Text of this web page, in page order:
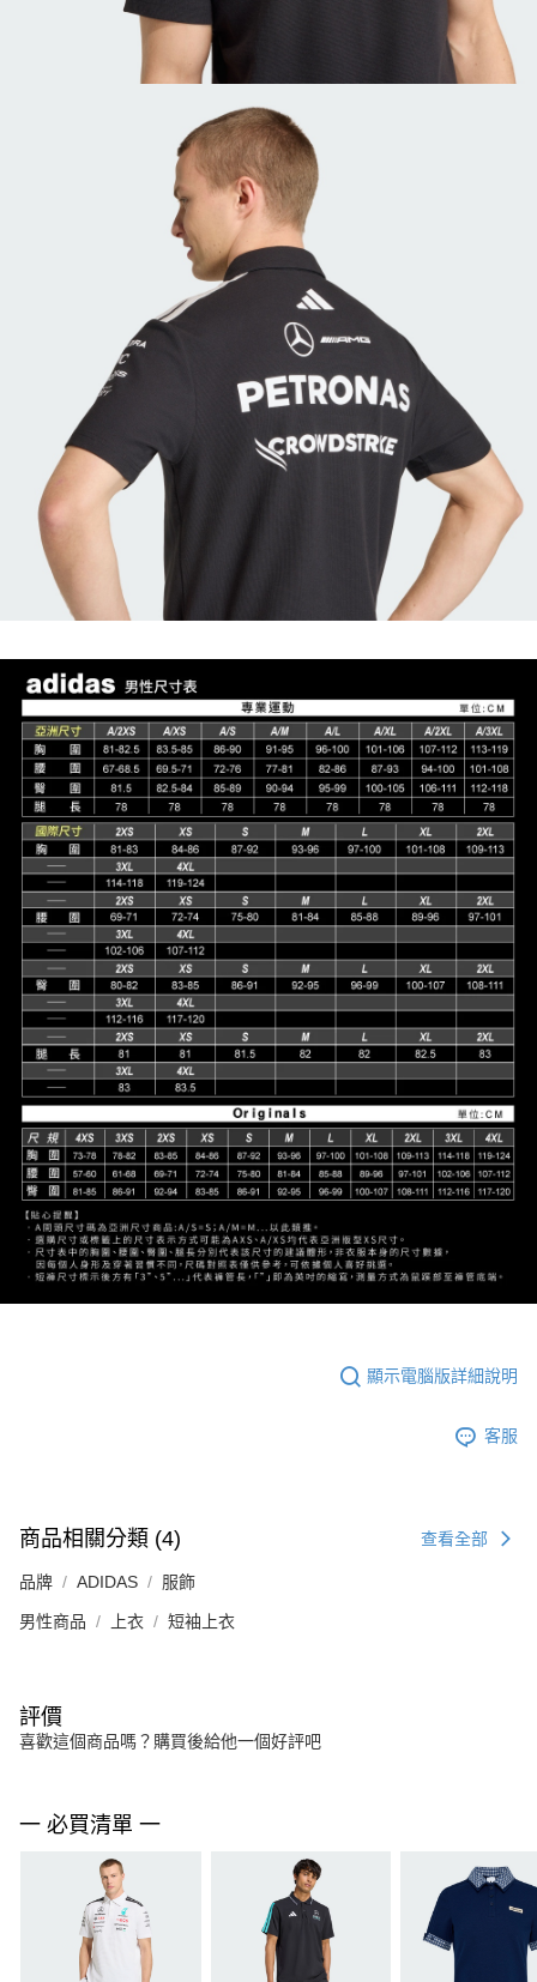
顯示電腦版詳細說明
客服
商品相關分類 (4) 查看全部
品牌 ADIDAS 服飾
男性商品 上衣 短袖上衣
評價
喜歡這個商品嗎？購買後給他一個好評吧
一 必買清單 一